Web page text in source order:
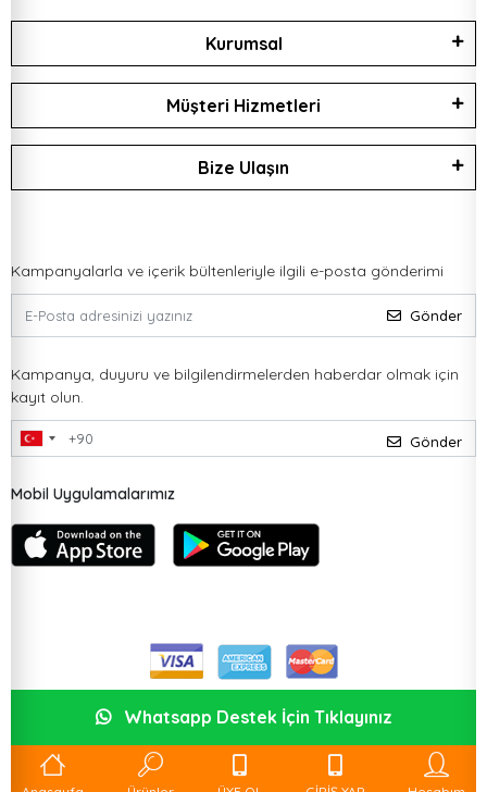
Kurumsal
Müşteri Hizmetleri
Bize Ulaşın
Kampanyalarla ve içerik bültenleriyle ilgili e-posta gönderimi
Gönder
Kampanya, duyuru ve bilgilendirmelerden haberdar olmak için
kayıt olun.
Gönder
Mobil Uygulamalarımız
Whatsapp Destek İçin Tıklayınız